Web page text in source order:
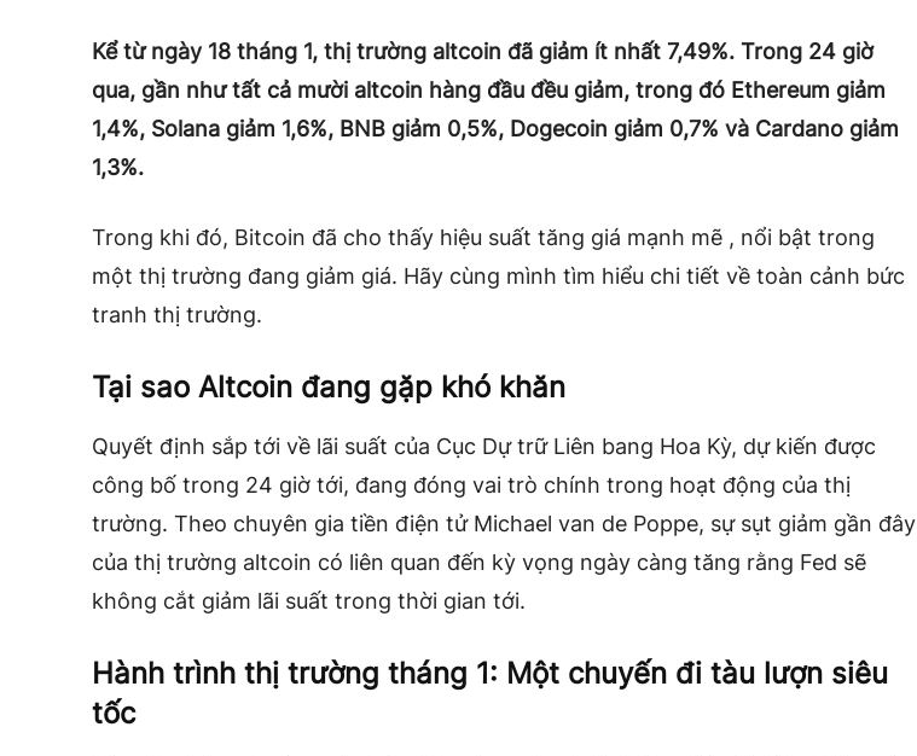
Kể từ ngày 18 tháng 1, thị trường altcoin đã giảm ít nhất 7,49%. Trong 24 giờ
qua, gần như tất cả mười altcoin hàng đầu đều giảm, trong đó Ethereum giảm
1,4%, Solana giảm 1,6%, BNB giảm 0,5%, Dogecoin giảm 0,7% và Cardano giảm
1,3%.
Trong khi đó, Bitcoin đã cho thấy hiệu suất tăng giá mạnh mẽ , nổi bật trong
một thị trường đang giảm giá. Hãy cùng mình tìm hiểu chi tiết về toàn cảnh bức
tranh thị trường.
Tại sao Altcoin đang gặp khó khăn
Quyết định sắp tới về lãi suất của Cục Dự trữ Liên bang Hoa Kỳ, dự kiến ​​được
công bố trong 24 giờ tới, đang đóng vai trò chính trong hoạt động của thị
trường. Theo chuyên gia tiền điện tử Michael van de Poppe, sự sụt giảm gần đây
của thị trường altcoin có liên quan đến kỳ vọng ngày càng tăng rằng Fed sẽ
không cắt giảm lãi suất trong thời gian tới.
Hành trình thị trường tháng 1: Một chuyến đi tàu lượn siêu
tốc